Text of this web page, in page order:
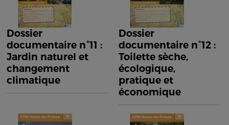
Dossier
documentaire n°11 :
Jardin naturel et
changement
climatique
Dossier
documentaire n°12 :
Toilette sèche,
écologique,
pratique et
économique